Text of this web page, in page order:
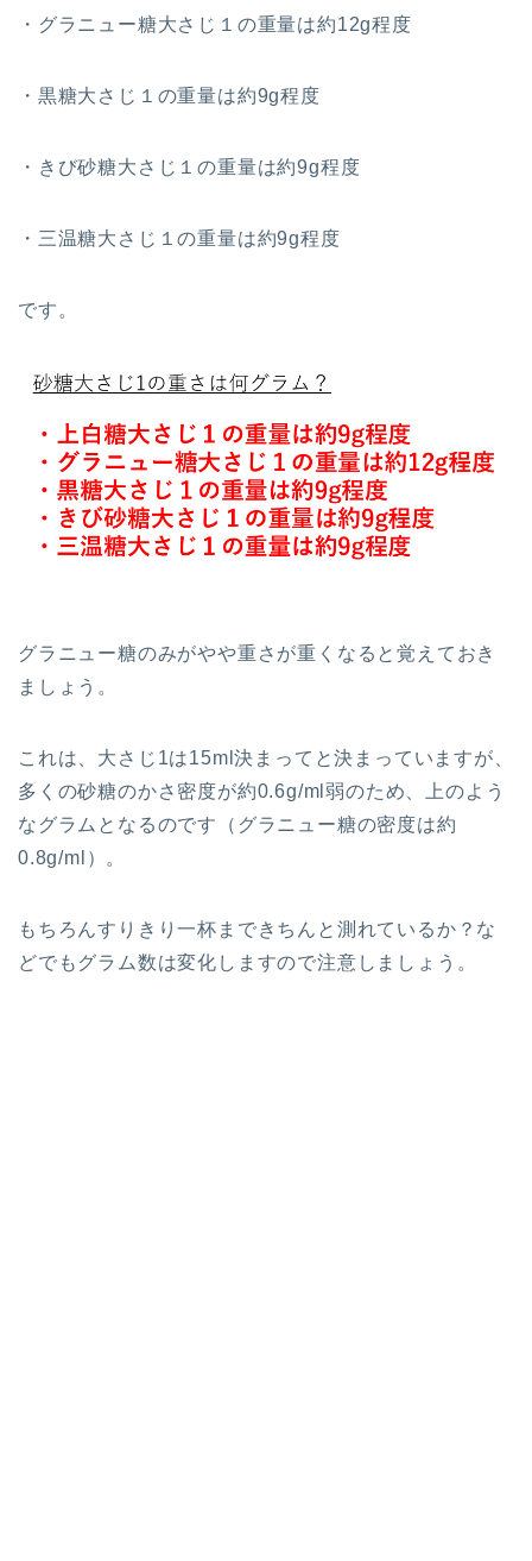
・グラニュー糖大さじ１の重量は約12g程度
・黒糖大さじ１の重量は約9g程度
・きび砂糖大さじ１の重量は約9g程度
・三温糖大さじ１の重量は約9g程度
です。
グラニュー糖のみがやや重さが重くなると覚えておき
ましょう。
これは、大さじ1は15ml決まってと決まっていますが、
多くの砂糖のかさ密度が約0.6g/ml弱のため、上のよう
なグラムとなるのです（グラニュー糖の密度は約
0.8g/ml）。
もちろんすりきり一杯まできちんと測れているか？な
どでもグラム数は変化しますので注意しましょう。